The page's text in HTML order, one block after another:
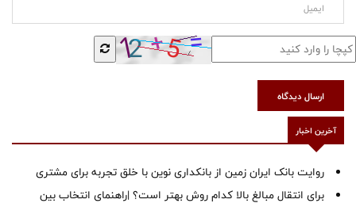
ارسال دیدگاه
آخرین اخبار
روایت بانک ایران زمین از بانکداری نوین با خلق تجربه برای مشتری
برای انتقال مبالغ بالا کدام روش بهتر است؟ |راهنمای انتخاب بین